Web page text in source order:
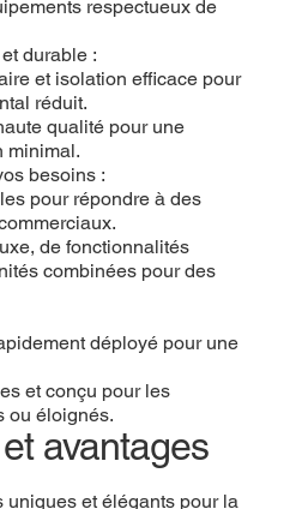
respectueux de
durable :
et isolation efficace pour
réduit.
qualité pour une
minimal.
besoins :
pour répondre à des
de fonctionnalités
combinées pour des
déployé pour une
et conçu pour les
ou éloignés.
avantages
uniques et élégants pour la